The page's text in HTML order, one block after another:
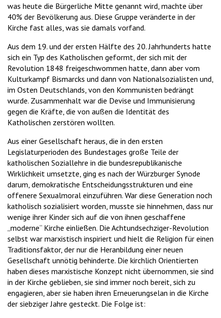
was heute die Bürgerliche Mitte genannt wird, machte über
40% der Bevölkerung aus. Diese Gruppe veränderte in der
Kirche fast alles, was sie damals vorfand.
Aus dem 19. und der ersten Hälfte des 20. Jahrhunderts hatte
sich ein Typ des Katholischen geformt, der sich mit der
Revolution 1848 freigeschwommen hatte, dann aber vom
Kulturkampf Bismarcks und dann von Nationalsozialisten und,
im Osten Deutschlands, von den Kommunisten bedrängt
wurde. Zusammenhalt war die Devise und Immunisierung
gegen die Kräfte, die von außen die Identität des
Katholischen zerstören wollten.
Aus einer Gesellschaft heraus, die in den ersten
Legislaturperioden des Bundestages große Teile der
katholischen Soziallehre in die bundesrepublikanische
Wirklichkeit umsetzte, ging es nach der Würzburger Synode
darum, demokratische Entscheidungsstrukturen und eine
offenere Sexualmoral einzuführen. War diese Generation noch
katholisch sozialisiert worden, musste sie hinnehmen, dass nur
wenige ihrer Kinder sich auf die von ihnen geschaffene
„moderne“ Kirche einließen. Die Achtundsechziger-Revolution
selbst war marxistisch inspiriert und hielt die Religion für einen
Traditionsfaktor, der nur die Heranbildung einer neuen
Gesellschaft unnötig behinderte. Die kirchlich Orientierten
haben dieses marxistische Konzept nicht übernommen, sie sind
in der Kirche geblieben, sie sind immer noch bereit, sich zu
engagieren, aber sie haben ihren Erneuerungselan in die Kirche
der siebziger Jahre gesteckt. Die Folge ist: